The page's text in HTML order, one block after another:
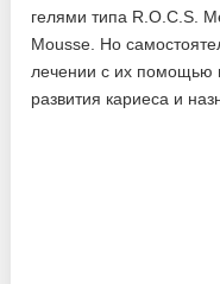
гелями типа R.O.C.S.
Mousse. Но
лечении с их помощью
развития кариеса и